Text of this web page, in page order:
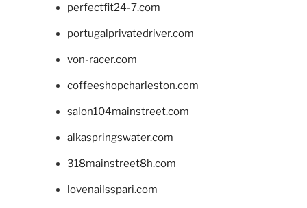
perfectfit24-7.com
portugalprivatedriver.com
von-racer.com
coffeeshopcharleston.com
salon104mainstreet.com
alkaspringswater.com
318mainstreet8h.com
lovenailsspari.com